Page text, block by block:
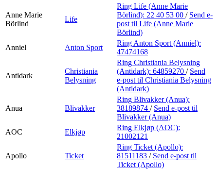
Anne Marie
Börlind
Life
Ring Life (Anne Marie
Börlind): 22 40 53 00 / Send e-
post til Life (Anne Marie
Börlind)
Anniel
Anton Sport
Ring Anton Sport (Anniel):
47474168
Antidark
Christiania
Belysning
Ring Christiania Belysning
(Antidark): 64859270 / Send
e-post til Christiania Belysning
(Antidark)
Anua Blivakker
Ring Blivakker (Anua):
38189874 / Send e-post til
Blivakker (Anua)
AOC
Elkjøp
Ring Elkjøp (AOC):
21002121
Apollo Ticket
Ring Ticket (Apollo):
81511183 / Send e-post til
Ticket (Apollo)